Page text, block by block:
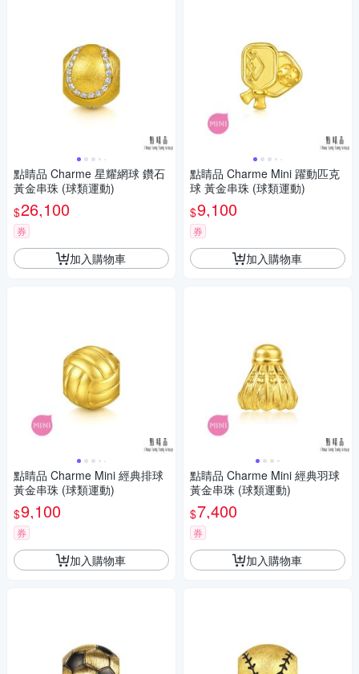
點睛品 Charme 星耀網球 鑽石
黃金串珠 (球類運動)
$26,100
券
加入購物車
點睛品 Charme Mini 經典排球
黃金串珠 (球類運動)
$9,100
券
加入購物車
點睛品 Charme Mini 躍動匹克
球 黃金串珠 (球類運動)
$9,100
券
加入購物車
點睛品 Charme Mini 經典羽球
黃金串珠 (球類運動)
$7,400
券
加入購物車